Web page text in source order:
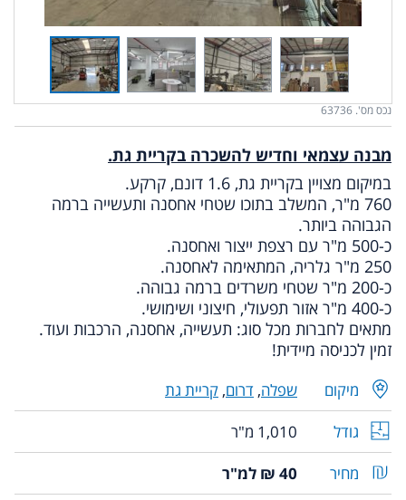
נכס מס'. 63736
מבנה עצמאי וחדיש להשכרה בקריית גת.
במיקום מצויין בקריית גת, 1.6 דונם, קרקע.
760 מ"ר, המשלב בתוכו שטחי אחסנה ותעשייה ברמה
הגבוהה ביותר.
כ-500 מ"ר עם רצפת ייצור ואחסנה.
250 מ"ר גלריה, המתאימה לאחסנה.
כ-200 מ"ר שטחי משרדים ברמה גבוהה.
כ-400 מ"ר אזור תפעולי, חיצוני ושימושי.
מתאים לחברות מכל סוג: תעשייה, אחסנה, הרכבות ועוד.
זמין לכניסה מיידית!
מיקום שפלה, דרום, קריית גת
גודל
1,010 מ"ר
מחיר
40 ₪ למ"ר